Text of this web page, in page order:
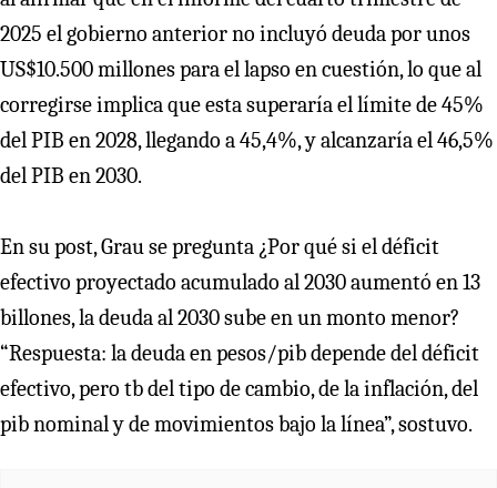
2025 el gobierno anterior no incluyó deuda por unos
US$10.500 millones para el lapso en cuestión, lo que al
corregirse implica que esta superaría el límite de 45%
del PIB en 2028, llegando a 45,4%, y alcanzaría el 46,5%
del PIB en 2030.
En su post, Grau se pregunta ¿Por qué si el déficit
efectivo proyectado acumulado al 2030 aumentó en 13
billones, la deuda al 2030 sube en un monto menor?
“Respuesta: la deuda en pesos/pib depende del déficit
efectivo, pero tb del tipo de cambio, de la inflación, del
pib nominal y de movimientos bajo la línea”, sostuvo.